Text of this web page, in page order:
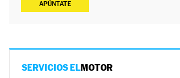
APÚNTATE
SERVICIOS ELMOTOR